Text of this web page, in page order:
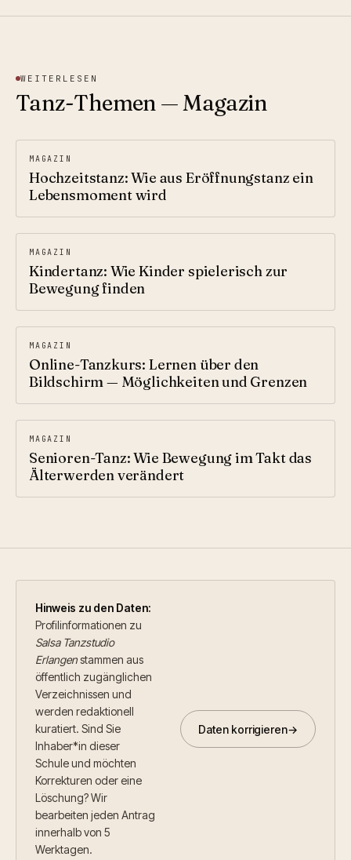
WEITERLESEN
Tanz-Themen — Magazin
MAGAZIN
Hochzeitstanz: Wie aus Eröffnungstanz ein
Lebensmoment wird
MAGAZIN
Kindertanz: Wie Kinder spielerisch zur
Bewegung finden
MAGAZIN
Online-Tanzkurs: Lernen über den
Bildschirm — Möglichkeiten und Grenzen
MAGAZIN
Senioren-Tanz: Wie Bewegung im Takt das
Älterwerden verändert
Hinweis zu den Daten:
Profil­informationen zu
Salsa Tanzstudio
Erlangenstammen aus
öffentlich zugänglichen
Verzeichnissen und
werden redaktionell
kuratiert. Sind Sie
Inhaber*in dieser
Schule und möchten
Korrekturen oder eine
Löschung? Wir
bearbeiten jeden Antrag
innerhalb von 5
Werktagen.
Daten korrigieren→